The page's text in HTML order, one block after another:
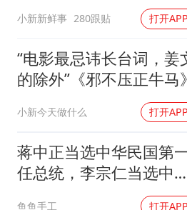
小新新鲜事 280跟贴 打开APP
“电影最忌讳长台词，姜
的除外”《邪不压正牛马》
小新今天做什么 打开APP
蒋中正当选中华民国第
任总统，李宗仁当选中华
鱼鱼手工 打开APP